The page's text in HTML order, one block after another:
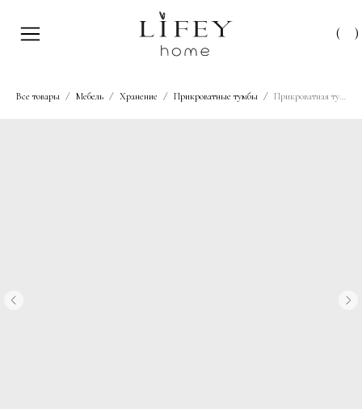
( )
Все товары Мебель Хранение Прикроватные тумбы